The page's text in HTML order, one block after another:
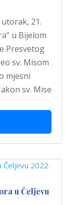
21.
u Bijelom
Presvetog
sv. Misom
mjesni
sv. Mise
u Čeljevu